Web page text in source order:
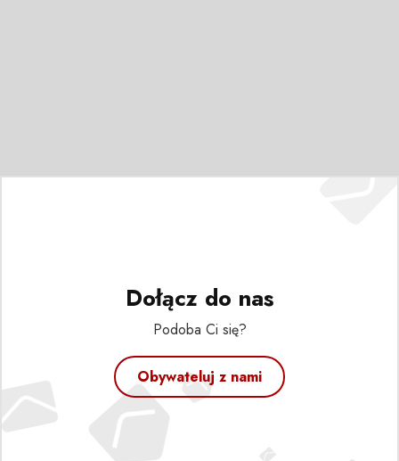
Dołącz do nas
Podoba Ci się?
Obywateluj z nami